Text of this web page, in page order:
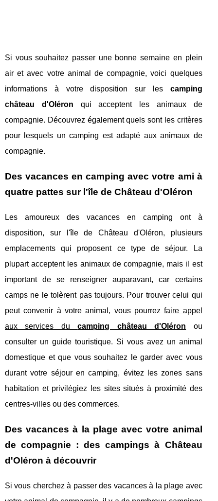
Si vous souhaitez passer une bonne semaine en plein
air et avec votre animal de compagnie, voici quelques
informations à votre disposition sur les camping
château d'Oléron qui acceptent les animaux de
compagnie. Découvrez également quels sont les critères
pour lesquels un camping est adapté aux animaux de
compagnie.
Des vacances en camping avec votre ami à
quatre pattes sur l'île de Château d'Oléron
Les amoureux des vacances en camping ont à
disposition, sur l'île de Château d'Oléron, plusieurs
emplacements qui proposent ce type de séjour. La
plupart acceptent les animaux de compagnie, mais il est
important de se renseigner auparavant, car certains
camps ne le tolèrent pas toujours. Pour trouver celui qui
peut convenir à votre animal, vous pourrezfaire appel
aux services ducamping château d'Oléron
ou
consulter un guide touristique. Si vous avez un animal
domestique et que vous souhaitez le garder avec vous
durant votre séjour en camping, évitez les zones sans
habitation et privilégiez les sites situés à proximité des
centres-villes ou des commerces.
Des vacances à la plage avec votre animal
de compagnie : des campings à Château
d'Oléron à découvrir
Si vous cherchez à passer des vacances à la plage avec